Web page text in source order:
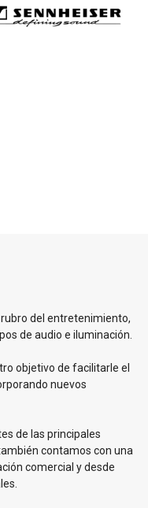
del entretenimiento,
de audio e iluminación.
objetivo de facilitarle el
nuevos
de las principales
contamos con una
comercial y desde